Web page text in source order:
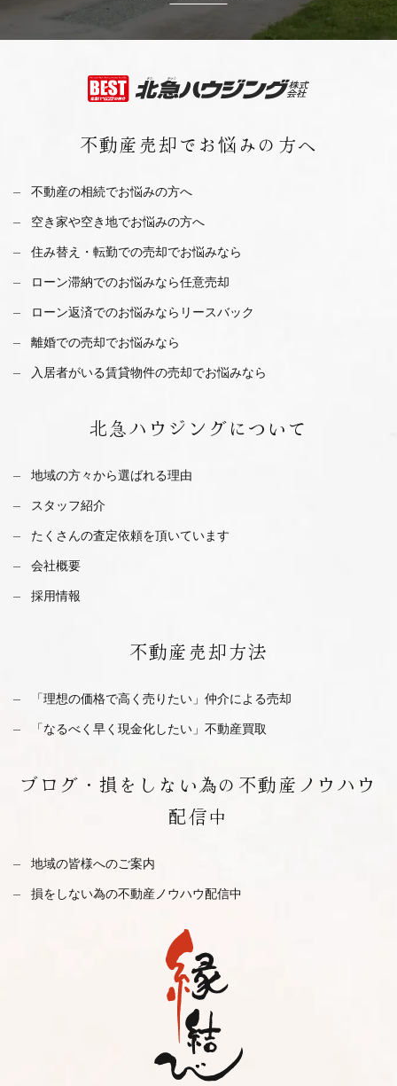
不動産売却で お悩みの方へ
不動産の相続でお悩みの方へ
空き家や空き地でお悩みの方へ
住み替え・転勤での売却でお悩みなら
ローン滞納でのお悩みなら任意売却
ローン返済でのお悩みならリースバック
離婚での売却でお悩みなら
入居者がいる賃貸物件の売却でお悩みなら
北急ハウジングについて
地域の方々から選ばれる理由
スタッフ紹介
たくさんの査定依頼を頂いています
会社概要
採用情報
不動産 売却方法
「理想の価格で高く売りたい」仲介による売却
「なるべく早く現金化したい」不動産買取
ブログ・ 損をしない為の不動産ノウハウ
配信中
地域の皆様へのご案内
損をしない為の不動産ノウハウ配信中